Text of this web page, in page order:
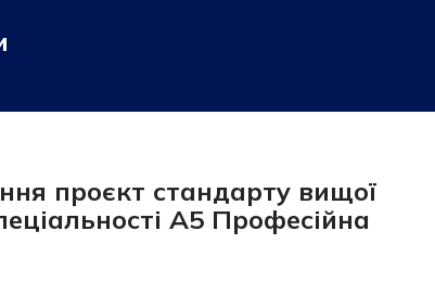
проєкт стандарту вищої
А5 Професійна